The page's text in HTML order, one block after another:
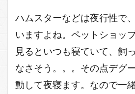
ハムスターなどは夜行性で
いますよね。ペットショッ
見るといつも寝ていて、飼
なさそう。。。その点デグ
動して夜寝ます。なので一